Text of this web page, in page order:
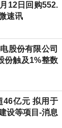
12日回购552.
速讯
股份有限公司
份触及1%整数
46亿元 拟用于
设等项目-消息